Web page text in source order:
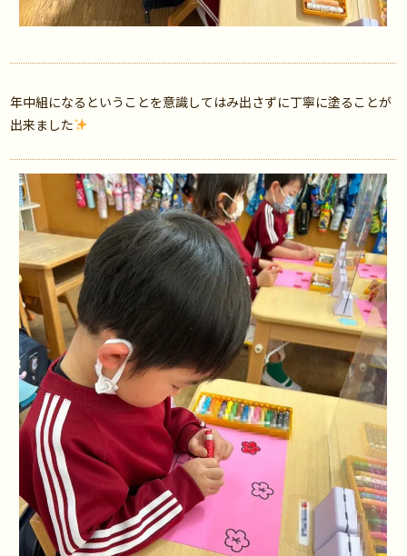
年中組になるということを意識してはみ出さずに丁寧に塗ることが
出来ました